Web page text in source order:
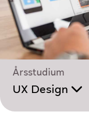
Årsstudium
UX Design